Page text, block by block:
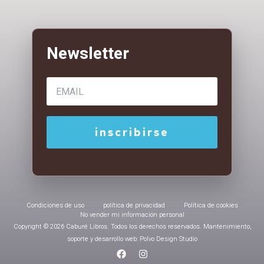
Condiciones de uso política de privacidad
Política de cookies
No vender mi información personal
Copyright © 2026 Caburé Libros. Todos los derechos reservados. Mantenimiento,
soporte y desarrollo web: Polvo Design Studio